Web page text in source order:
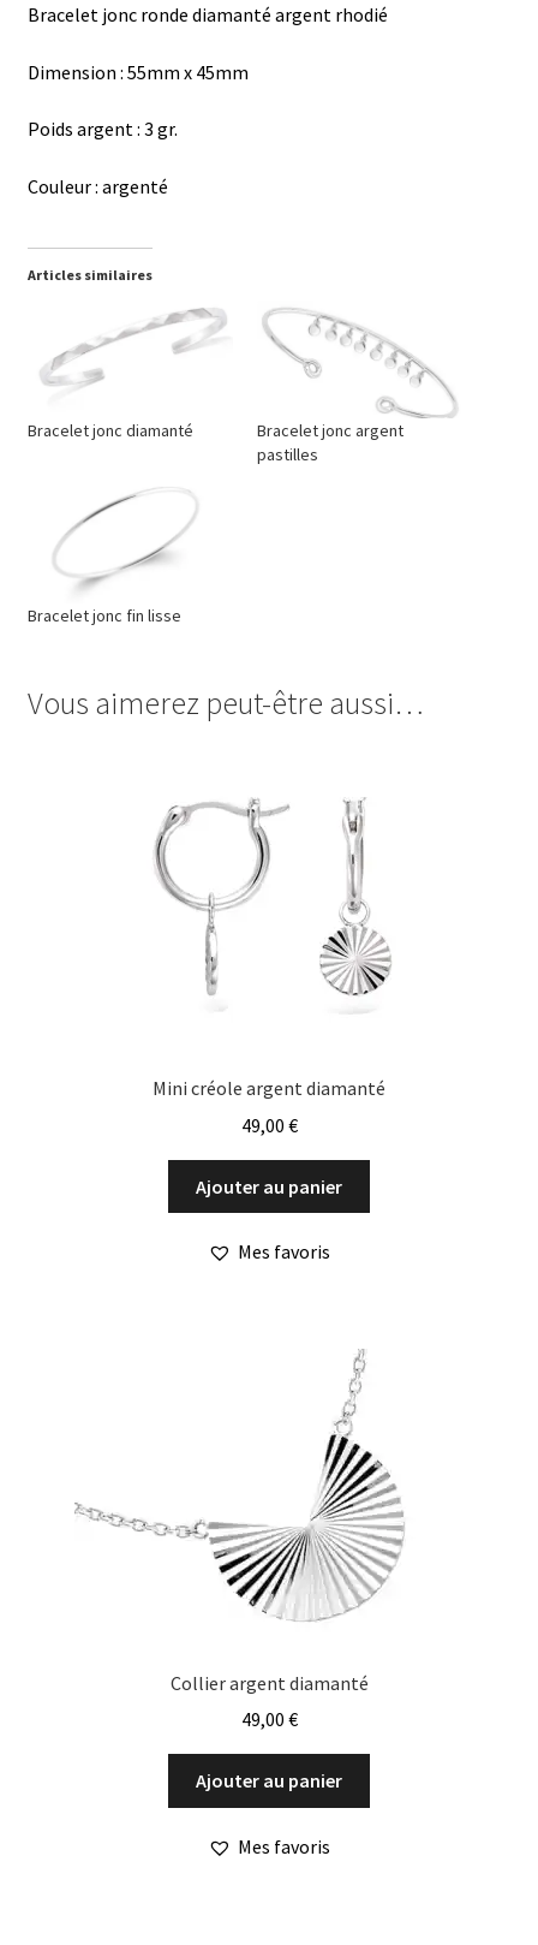
Bracelet jonc ronde diamanté argent rhodié
Dimension : 55mm x 45mm
Poids argent : 3 gr.
Couleur : argenté
Articles similaires
Bracelet jonc diamanté
Bracelet jonc argent
pastilles
Bracelet jonc fin lisse
Vous aimerez peut-être aussi…
Mini créole argent diamanté
49,00 €
Ajouter au panier
Mes favoris
Collier argent diamanté
49,00 €
Ajouter au panier
Mes favoris